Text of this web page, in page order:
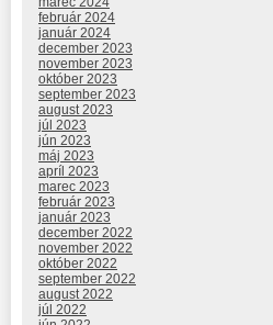
február 2024
január 2024
december 2023
november 2023
október 2023
september 2023
august 2023
júl 2023
jún 2023
máj 2023
apríl 2023
marec 2023
február 2023
január 2023
december 2022
november 2022
október 2022
september 2022
august 2022
júl 2022